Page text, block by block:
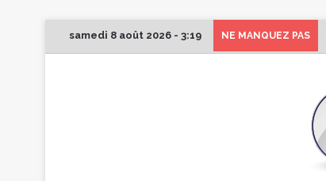
samedi 8 août 2026 - 3:19 NE MANQUEZ PAS